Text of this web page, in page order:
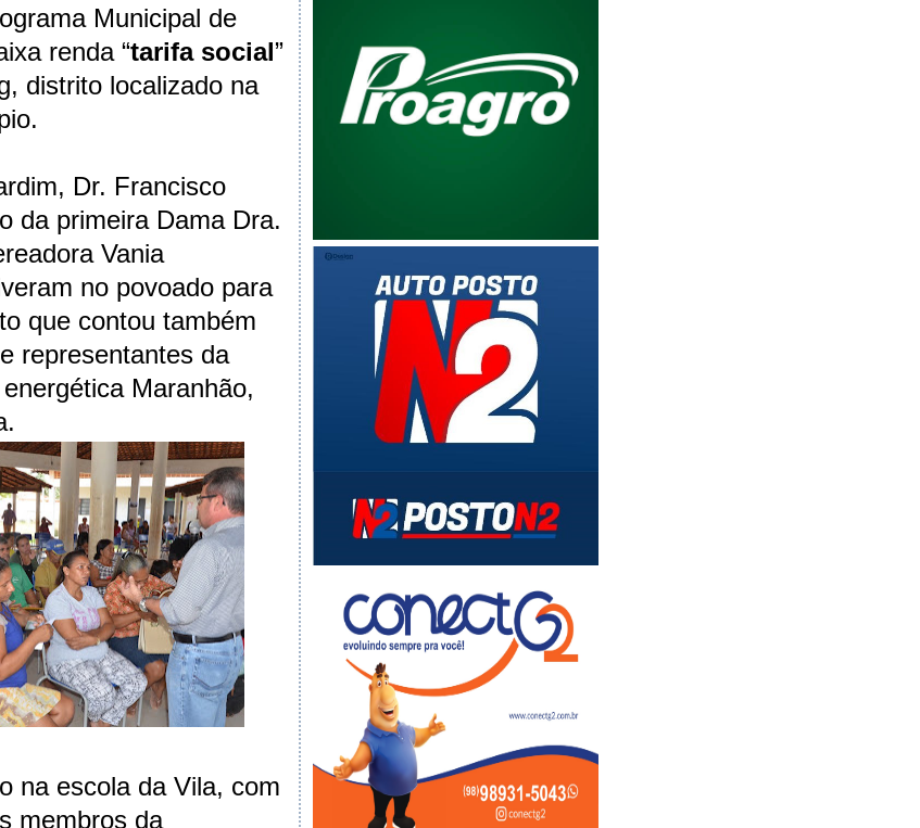
Municipal de
renda “tarifa social”
distrito localizado na
Dr. Francisco
da primeira Dama Dra.
Vania
no povoado para
que contou também
representantes da
Maranhão,
na escola da Vila, com
membros da